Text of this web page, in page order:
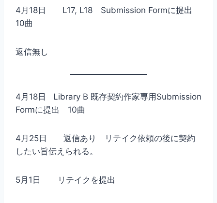
4月18日 L17, L18 Submission Formに提出
10曲
返信無し
4月18日 Library B 既存契約作家専用Submission
Formに提出 10曲
4月25日 返信あり リテイク依頼の後に契約
したい旨伝えられる。
5月1日 リテイクを提出